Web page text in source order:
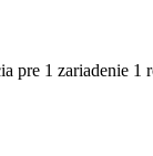
1 zariadenie 1